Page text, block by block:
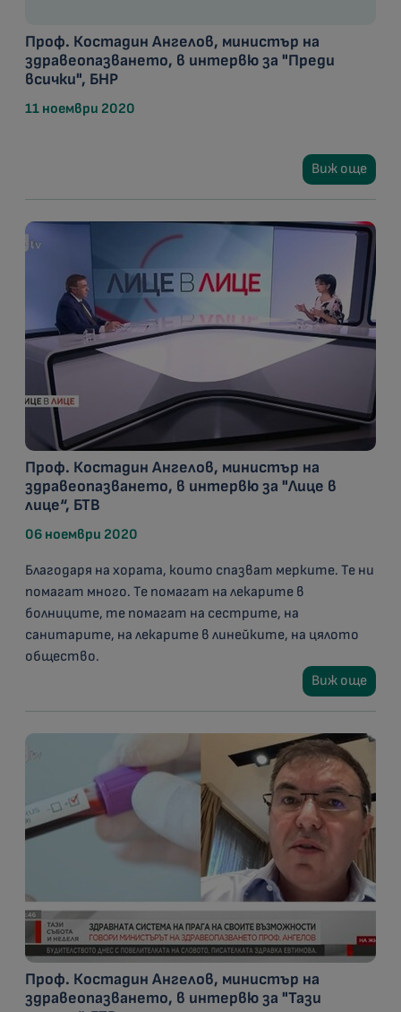
Проф. Костадин Ангелов, министър на
здравеопазването, в интервю за "Преди
всички", БНР
11 ноември 2020
Виж още
Проф. Костадин Ангелов, министър на
здравеопазването, в интервю за "Лице в
лице“, БТВ
06 ноември 2020
Благодаря на хората, които спазват мерките. Те ни
помагат много. Те помагат на лекарите в
болниците, те помагат на сестрите, на
санитарите, на лекарите в линейките, на цялото
общество.
Виж още
Проф. Костадин Ангелов, министър на
здравеопазването, в интервю за "Тази